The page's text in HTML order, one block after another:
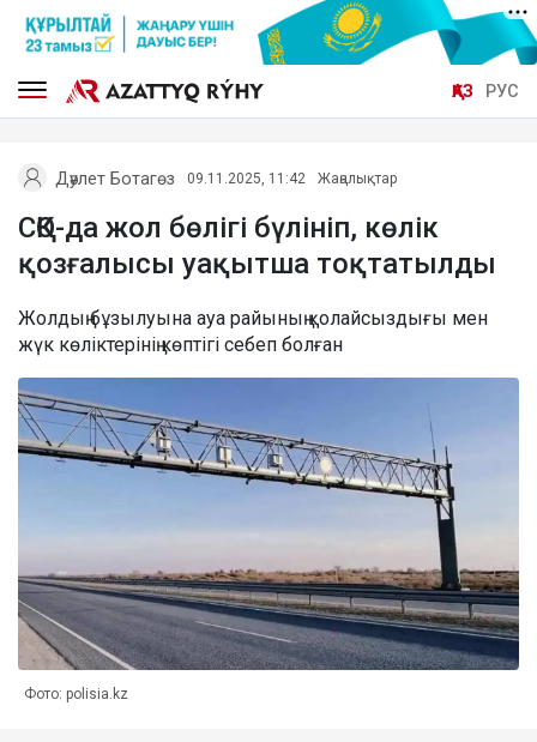
ҚАЗ РУС
Дәулет Ботагөз 09.11.2025, 11:42 Жаңалықтар
СҚО-да жол бөлігі бүлініп, көлік
қозғалысы уақытша тоқтатылды
Жолдың бұзылуына ауа райының қолайсыздығы мен
жүк көліктерінің көптігі себеп болған
Фото: polisia.kz